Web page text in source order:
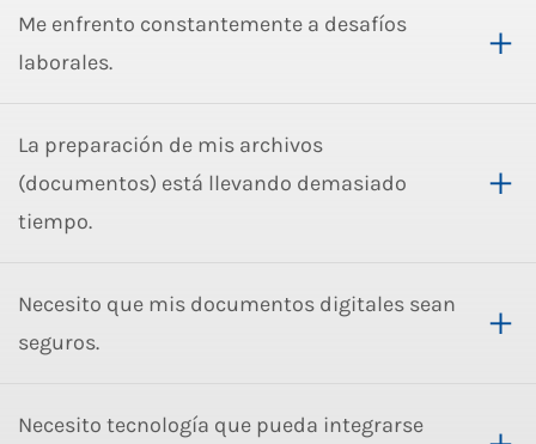
Me enfrento constantemente a desafíos
laborales.
La preparación de mis archivos
(documentos) está llevando demasiado
tiempo.
Necesito que mis documentos digitales sean
seguros.
Necesito tecnología que pueda integrarse